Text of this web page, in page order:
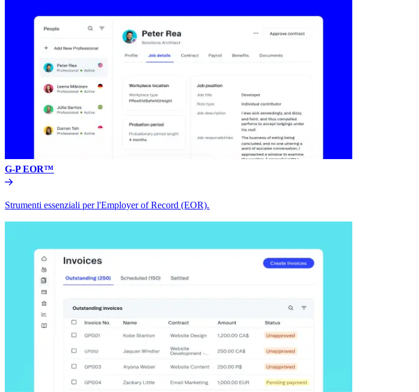
G-P EOR™​​
Strumenti essenziali per l'Employer of Record (EOR).​​